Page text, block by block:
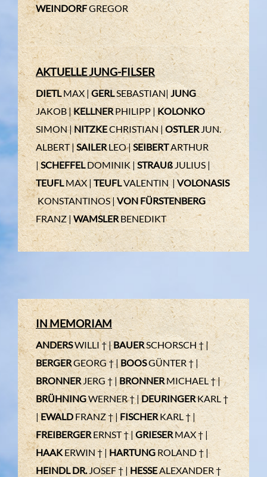
WEINDORFGREGOR
AKTUELLE JUNG-FILSER
DIETLMAX |GERLSEBASTIAN|JUNG
JAKOB |KELLNERPHILIPP |KOLONKO
SIMON |NITZKECHRISTIAN |OSTLERJUN.
ALBERT |SAILERLEO |SEIBERTARTHUR
|SCHEFFELDOMINIK |STRAUßJULIUS |
TEUFLMAX |TEUFLVALENTIN |VOLONASIS
KONSTANTINOS |VON FÜRSTENBERG
FRANZ |WAMSLERBENEDIKT
IN MEMORIAM
ANDERSWILLI † |BAUERSCHORSCH † |
BERGERGEORG † |BOOSGÜNTER † |
BRONNERJERG † |BRONNERMICHAEL † |
BRÜHNINGWERNER † |DEURINGERKARL †
|EWALDFRANZ † |FISCHERKARL † |
FREIBERGERERNST † |GRIESERMAX † |
HAAKERWIN † |HARTUNGROLAND † |
HEINDL DR.JOSEF † |HESSEALEXANDER †